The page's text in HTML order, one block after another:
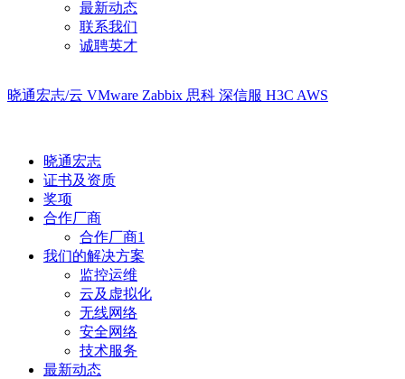
最新动态
联系我们
诚聘英才
晓通宏志/云 VMware Zabbix 思科 深信服 H3C AWS
晓通宏志
证书及资质
奖项
合作厂商
合作厂商1
我们的解决方案
监控运维
云及虚拟化
无线网络
安全网络
技术服务
最新动态